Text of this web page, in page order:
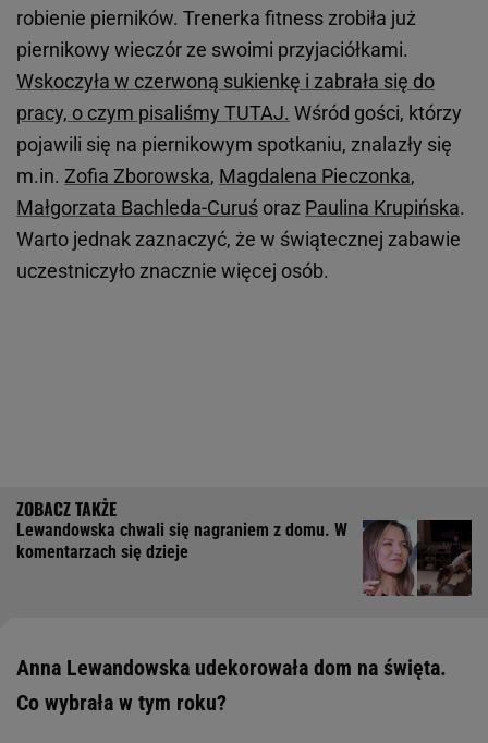
robienie pierników. Trenerka fitness zrobiła już
piernikowy wieczór ze swoimi przyjaciółkami.
Wskoczyła w czerwoną sukienkę i zabrała się do
pracy, o czym pisaliśmy TUTAJ. Wśród gości, którzy
pojawili się na piernikowym spotkaniu, znalazły się
m.in. Zofia Zborowska, Magdalena Pieczonka,
Małgorzata Bachleda-Curuś oraz Paulina Krupińska.
Warto jednak zaznaczyć, że w świątecznej zabawie
uczestniczyło znacznie więcej osób.
Lewandowska chwali się nagraniem z domu. W
komentarzach się dzieje
Anna Lewandowska udekorowała dom na święta.
Co wybrała w tym roku?